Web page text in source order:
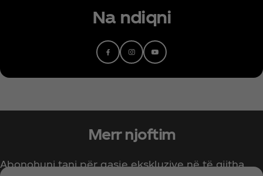
Na ndiqni
Youtube
Merr njoftim
Abonohuni tani për qasje ekskluzive në të gjitha